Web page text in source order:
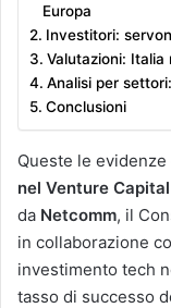
Europa
Investitori:
Valutazioni:
Analisi per
Conclusioni
Queste le
nel Venture
da Netcomm, il
in collaborazione
investimento tech
tasso di successo